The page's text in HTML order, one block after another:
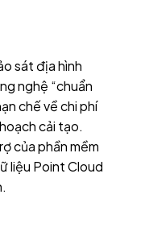
sát địa hình
nghệ “chuẩn
chế về chi phí
cải tạo.
của phần mềm
liệu Point Cloud